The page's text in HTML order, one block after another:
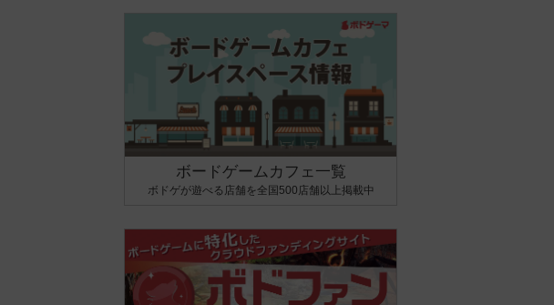
ボードゲームカフェ一覧
ボドゲが遊べる店舗を全国500店舗以上掲載中